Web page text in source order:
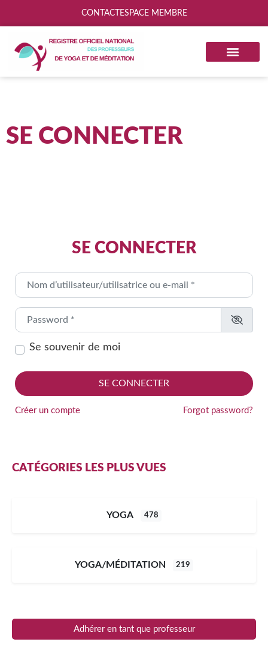
CONTACT ESPACE MEMBRE
SE CONNECTER
SE CONNECTER
Nom d’utilisateur/utilisatrice ou e-mail
Password
Se souvenir de moi
SE CONNECTER
Créer un compte Forgot password?
CATÉGORIES LES PLUS VUES
YOGA 478
YOGA/MÉDITATION 219
Adhérer en tant que professeur